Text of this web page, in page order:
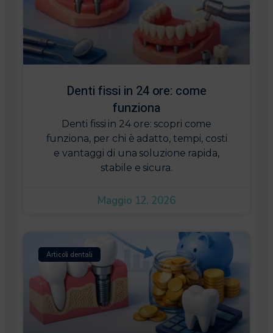
Denti fissi in 24 ore: come
funziona
Denti fissi in 24 ore: scopri come
funziona, per chi è adatto, tempi, costi
e vantaggi di una soluzione rapida,
stabile e sicura.
Maggio 12, 2026
Articoli dentali